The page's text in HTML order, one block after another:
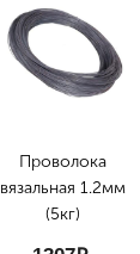
Проволока
вязальная 1.2мм
(5кг)